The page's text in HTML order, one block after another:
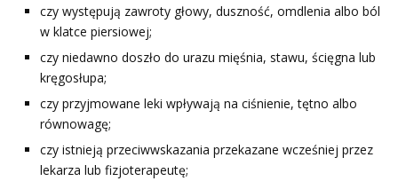
czy występują zawroty głowy, duszność, omdlenia albo ból
w klatce piersiowej;
czy niedawno doszło do urazu mięśnia, stawu, ścięgna lub
kręgosłupa;
czy przyjmowane leki wpływają na ciśnienie, tętno albo
równowagę;
czy istnieją przeciwwskazania przekazane wcześniej przez
lekarza lub fizjoterapeutę;